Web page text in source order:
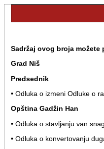
Sadržaj ovog broja
Grad Niš
Predsednik
• Odluka o izmeni Odluke o
Opština Gadžin Han
• Odluka o stavljanju van
• Odluka o konvertovanju